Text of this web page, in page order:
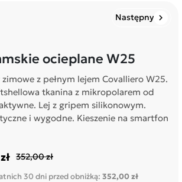
Następny chevron_right
ocieplane W25
z pełnym lejem Covalliero W25.
tkanina z mikropolarem od
Lej z gripem silikonowym.
i wygodne. Kieszenie na smartfon
352,00 zł
30 dni przed obniżką: 352,00 zł